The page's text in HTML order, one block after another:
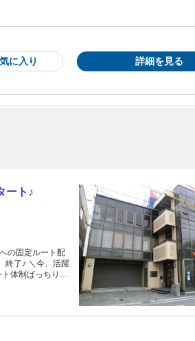
に入り 詳細を見る
ート♪
、活躍
体制ばっちり！